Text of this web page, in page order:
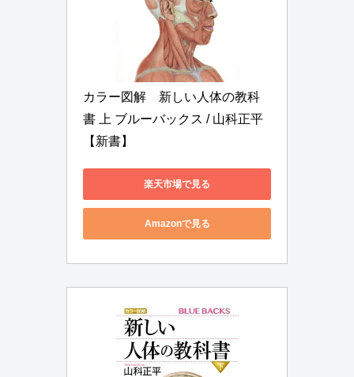
カラー図解　新しい人体の教科
書 上 ブルーバックス / 山科正平
【新書】
楽天市場で見る
Amazonで見る